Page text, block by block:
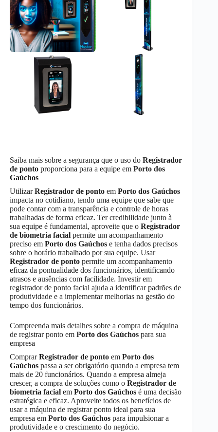
Saiba mais sobre a segurança que o uso do Registrador
de ponto proporciona para a equipe em Porto dos
Gaúchos
UtilizarRegistrador de ponto em Porto dos Gaúchos
impacta no cotidiano, tendo uma equipe que sabe que
pode contar com a transparência e controle de horas
trabalhadas de forma eficaz. Ter credibilidade junto à
sua equipe é fundamental, aproveite que o Registrador
de biometria facial permite um acompanhamento
preciso em Porto dos Gaúchos e tenha dados precisos
sobre o horário trabalhado por sua equipe. Usar
Registrador de ponto permite um acompanhamento
eficaz da pontualidade dos funcionários, identificando
atrasos e ausências com facilidade. Investir em
registrador de ponto facial ajuda a identificar padrões de
produtividade e a implementar melhorias na gestão do
tempo dos funcionários.
Compreenda mais detalhes sobre a compra de máquina
de registrar ponto em Porto dos Gaúchos para sua
empresa
ComprarRegistrador de ponto em Porto dos
Gaúchos passa a ser obrigatório quando a empresa tem
mais de 20 funcionários. Quando a empresa almeja
crescer, a compra de soluções como o Registrador de
biometria facial em Porto dos Gaúchos é uma decisão
estratégica e eficaz. Aproveite todos os benefícios de
usar a máquina de registrar ponto ideal para sua
empresa em Porto dos Gaúchos para impulsionar a
produtividade e o crescimento do negócio.